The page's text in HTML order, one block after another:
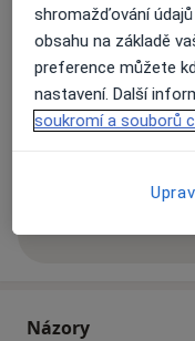
Dostupnost
Na této adrese
Názory
shromažďování
obsahu na základě
preference můžete
nastavení. Další
soukromí a souborů